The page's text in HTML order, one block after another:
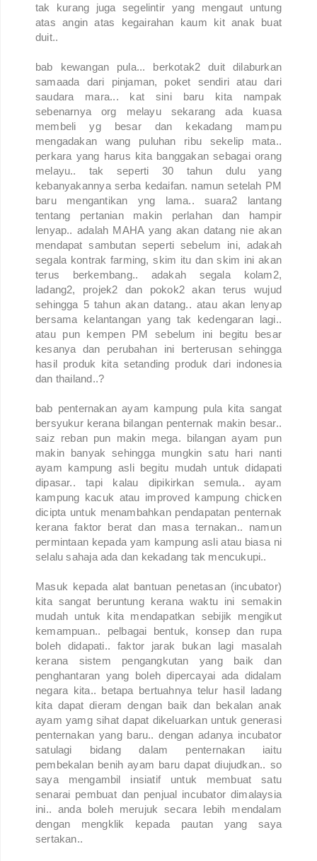
tak kurang juga segelintir yang mengaut untung
atas angin atas kegairahan kaum kit anak buat
duit..
bab kewangan pula... berkotak2 duit dilaburkan
samaada dari pinjaman, poket sendiri atau dari
saudara mara... kat sini baru kita nampak
sebenarnya org melayu sekarang ada kuasa
membeli yg besar dan kekadang mampu
mengadakan wang puluhan ribu sekelip mata..
perkara yang harus kita banggakan sebagai orang
melayu.. tak seperti 30 tahun dulu yang
kebanyakannya serba kedaifan. namun setelah PM
baru mengantikan yng lama.. suara2 lantang
tentang pertanian makin perlahan dan hampir
lenyap.. adalah MAHA yang akan datang nie akan
mendapat sambutan seperti sebelum ini, adakah
segala kontrak farming, skim itu dan skim ini akan
terus berkembang.. adakah segala kolam2,
ladang2, projek2 dan pokok2 akan terus wujud
sehingga 5 tahun akan datang.. atau akan lenyap
bersama kelantangan yang tak kedengaran lagi..
atau pun kempen PM sebelum ini begitu besar
kesanya dan perubahan ini berterusan sehingga
hasil produk kita setanding produk dari indonesia
dan thailand..?
bab penternakan ayam kampung pula kita sangat
bersyukur kerana bilangan penternak makin besar..
saiz reban pun makin mega. bilangan ayam pun
makin banyak sehingga mungkin satu hari nanti
ayam kampung asli begitu mudah untuk didapati
dipasar.. tapi kalau dipikirkan semula.. ayam
kampung kacuk atau improved kampung chicken
dicipta untuk menambahkan pendapatan penternak
kerana faktor berat dan masa ternakan.. namun
permintaan kepada yam kampung asli atau biasa ni
selalu sahaja ada dan kekadang tak mencukupi..
Masuk kepada alat bantuan penetasan (incubator)
kita sangat beruntung kerana waktu ini semakin
mudah untuk kita mendapatkan sebijik mengikut
kemampuan.. pelbagai bentuk, konsep dan rupa
boleh didapati.. faktor jarak bukan lagi masalah
kerana sistem pengangkutan yang baik dan
penghantaran yang boleh dipercayai ada didalam
negara kita.. betapa bertuahnya telur hasil ladang
kita dapat dieram dengan baik dan bekalan anak
ayam yamg sihat dapat dikeluarkan untuk generasi
penternakan yang baru.. dengan adanya incubator
satulagi bidang dalam penternakan iaitu
pembekalan benih ayam baru dapat diujudkan.. so
saya mengambil insiatif untuk membuat satu
senarai pembuat dan penjual incubator dimalaysia
ini.. anda boleh merujuk secara lebih mendalam
dengan mengklik kepada pautan yang saya
sertakan..